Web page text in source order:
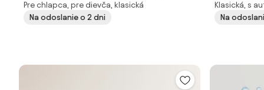
zvieratká
Pre chlapca, pre dievča, klasická
Na odoslanie o 2 dni
dedinou s
Klasická, s
Na